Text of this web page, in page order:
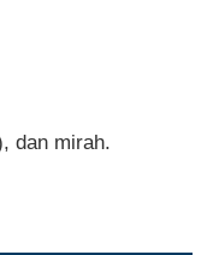
dan mirah.